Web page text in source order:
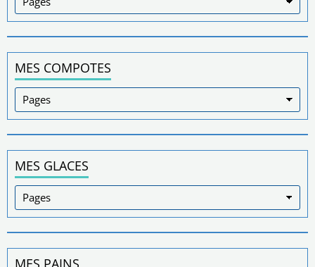
MES COMPOTES
MES GLACES
MES PAINS